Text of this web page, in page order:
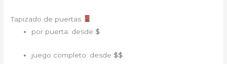
Tapizado de puertas
por puerta: desde $
juego completo: desde $$